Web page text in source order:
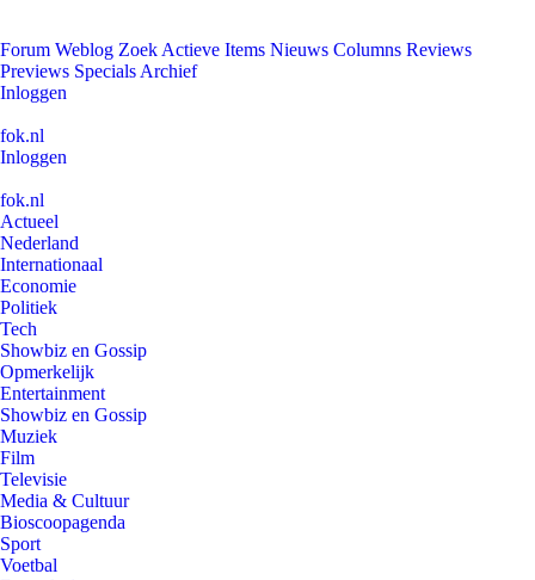
Forum Weblog Zoek Actieve Items Nieuws Columns Reviews
Previews Specials Archief
Inloggen
fok.nl
Inloggen
fok.nl
Actueel
Nederland
Internationaal
Economie
Politiek
Tech
Showbiz en Gossip
Opmerkelijk
Entertainment
Showbiz en Gossip
Muziek
Film
Televisie
Media & Cultuur
Bioscoopagenda
Sport
Voetbal